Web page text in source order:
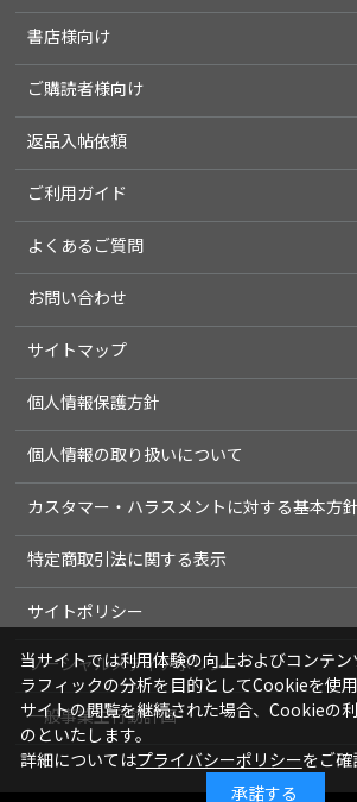
書店様向け
ご購読者様向け
返品入帖依頼
ご利用ガイド
よくあるご質問
お問い合わせ
サイトマップ
個人情報保護方針
個人情報の取り扱いについて
カスタマー・ハラスメントに対する基本方針
特定商取引法に関する表示
サイトポリシー
ソーシャルメディアポリシー
一般事業主行動計画
当サイトでは利用体験の向上およびコンテ
ラフィックの分析を目的としてCookieを使用
サイトの閲覧を継続された場合、Cookieの
のといたします。
詳細についてはプライバシーポリシーをご確
承諾する